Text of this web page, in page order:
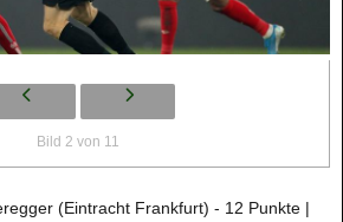
Bild 2 von 11
(Eintracht Frankfurt) - 12 Punkte |